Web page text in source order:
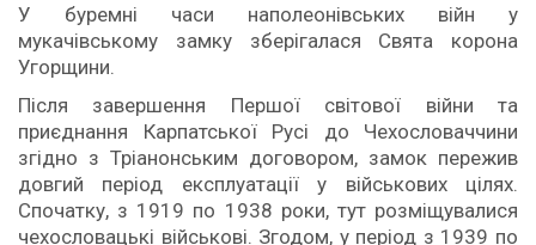
У буремні часи наполеонівських війн у
мукачівському замку зберігалася Свята корона
Угорщини.
Після завершення Першої світової війни та
приєднання Карпатської Русі до Чехословаччини
згідно з Тріанонським договором, замок пережив
довгий період експлуатації у військових цілях.
Спочатку, з 1919 по 1938 роки, тут розміщувалися
чехословацькі військові. Згодом, у період з 1939 по